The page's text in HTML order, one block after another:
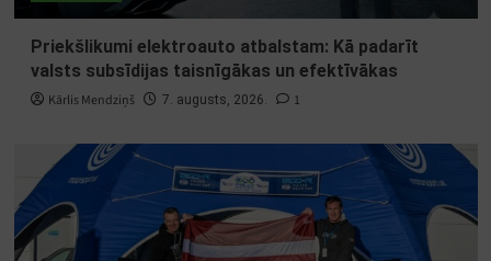
Priekšlikumi elektroauto atbalstam: Kā padarīt
valsts subsīdijas taisnīgākas un efektīvākas
Kārlis Mendziņš 7. augusts, 2026. 1